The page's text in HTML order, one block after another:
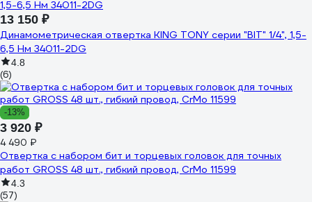
13 150 ₽
Динамометрическая отвертка KING TONY серии "BIT" 1/4", 1,5-
6,5 Нм 34011-2DG
4.8
(6)
-13%
3 920 ₽
4 490 ₽
Отвертка с набором бит и торцевых головок для точных
работ GROSS 48 шт., гибкий провод, CrMo 11599
4.3
(57)